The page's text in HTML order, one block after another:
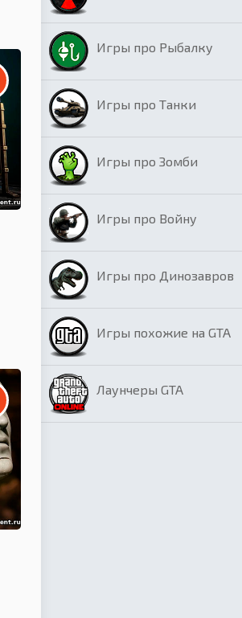
Игры про Рыбалку
Игры про Танки
Игры про Зомби
Игры про Войну
Игры про Динозавров
Игры похожие на GTA
Лаунчеры GTA